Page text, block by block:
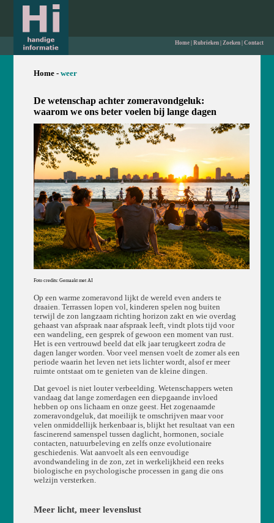
Home| Rubrieken| Zoeken| Contact
Home - weer
De wetenschap achter zomeravondgeluk:
waarom we ons beter voelen bij lange dagen
Foto credits: Gemaakt met AI
Op een warme zomeravond lijkt de wereld even anders te
draaien. Terrassen lopen vol, kinderen spelen nog buiten
terwijl de zon langzaam richting horizon zakt en wie overdag
gehaast van afspraak naar afspraak leeft, vindt plots tijd voor
een wandeling, een gesprek of gewoon een moment van rust.
Het is een vertrouwd beeld dat elk jaar terugkeert zodra de
dagen langer worden. Voor veel mensen voelt de zomer als een
periode waarin het leven net iets lichter wordt, alsof er meer
ruimte ontstaat om te genieten van de kleine dingen.
Dat gevoel is niet louter verbeelding. Wetenschappers weten
vandaag dat lange zomerdagen een diepgaande invloed
hebben op ons lichaam en onze geest. Het zogenaamde
zomeravondgeluk, dat moeilijk te omschrijven maar voor
velen onmiddellijk herkenbaar is, blijkt het resultaat van een
fascinerend samenspel tussen daglicht, hormonen, sociale
contacten, natuurbeleving en zelfs onze evolutionaire
geschiedenis. Wat aanvoelt als een eenvoudige
avondwandeling in de zon, zet in werkelijkheid een reeks
biologische en psychologische processen in gang die ons
welzijn versterken.
Meer licht, meer levenslust